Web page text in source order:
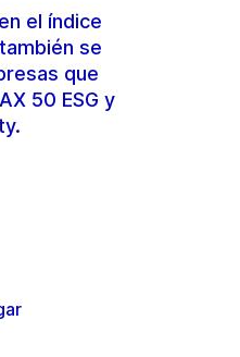
el índice
se
que
50 ESG y